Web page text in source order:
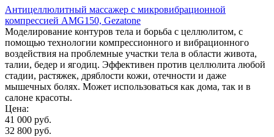
Антицеллюлитный массажер с микровибрационной
компрессией AMG150, Gezatone
Моделирование контуров тела и борьба с целлюлитом, с
помощью технологии компрессионного и вибрационного
воздействия на проблемные участки тела в области живота,
талии, бедер и ягодиц. Эффективен против целлюлита любой
стадии, растяжек, дряблости кожи, отечности и даже
мышечных болях. Может использоваться как дома, так и в
салоне красоты.
Цена:
41 000 руб.
32 800 руб.